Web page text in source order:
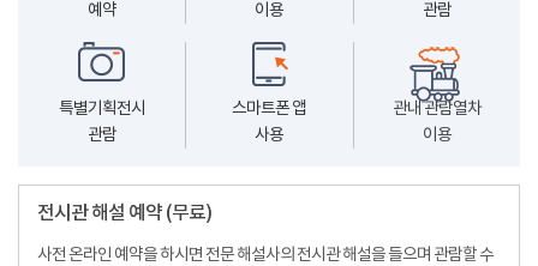
예약
이용
관람
특별기획전시
관람
스마트폰 앱
사용
관내 관람열차
이용
전시관 해설 예약 (무료)
사전 온라인 예약을 하시면 전문 해설사의 전시관 해설을 들으며 관람할 수